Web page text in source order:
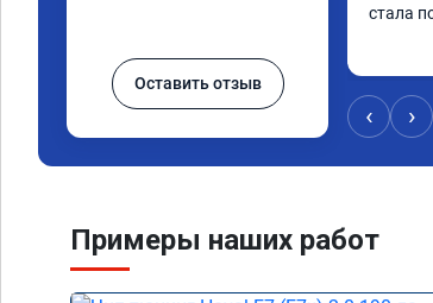
Оставить отзыв
стала
‹ ›
Примеры наших работ